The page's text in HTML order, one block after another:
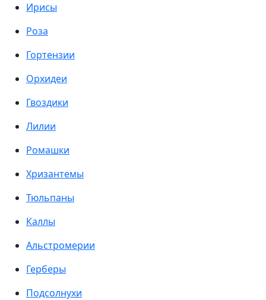
Ирисы
Роза
Гортензии
Орхидеи
Гвоздики
Лилии
Ромашки
Хризантемы
Тюльпаны
Каллы
Альстромерии
Герберы
Подсолнухи